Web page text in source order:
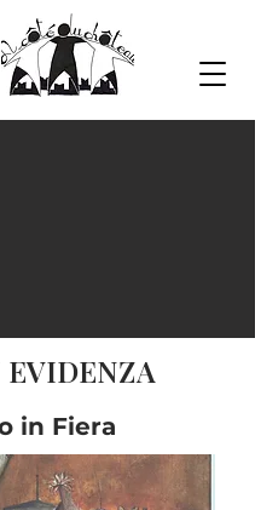
in Fiera